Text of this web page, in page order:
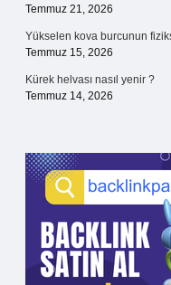
Temmuz 21, 2026
Yükselen kova burcunun
Temmuz 15, 2026
Kürek helvası nasıl yenir ?
Temmuz 14, 2026